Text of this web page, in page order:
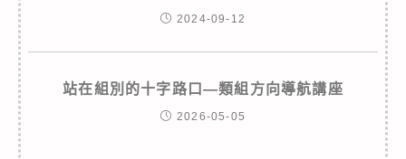
2024-09-12
站在組別的十字路口—類組方向導航講座
2026-05-05